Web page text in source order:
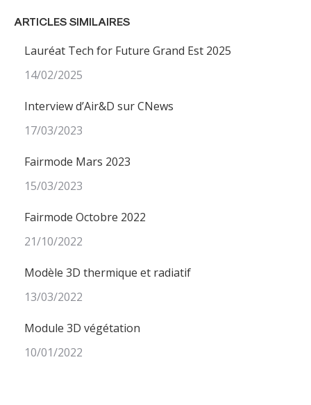
ARTICLES SIMILAIRES
Lauréat Tech for Future Grand Est 2025
14/02/2025
Interview d’Air&D sur CNews
17/03/2023
Fairmode Mars 2023
15/03/2023
Fairmode Octobre 2022
21/10/2022
Modèle 3D thermique et radiatif
13/03/2022
Module 3D végétation
10/01/2022